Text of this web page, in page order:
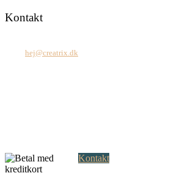
Kontakt
hej@creatrix.dk
Kontakt